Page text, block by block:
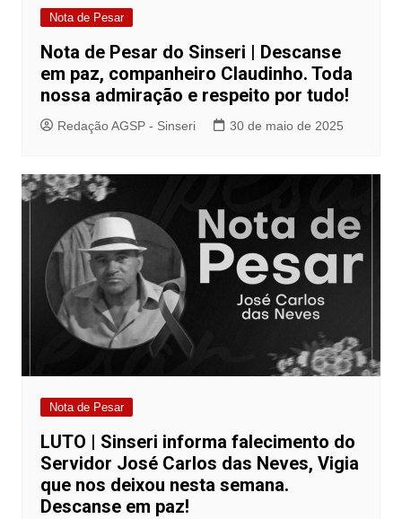
Nota de Pesar
Nota de Pesar do Sinseri | Descanse
em paz, companheiro Claudinho. Toda
nossa admiração e respeito por tudo!
Redação AGSP - Sinseri 30 de maio de 2025
Nota de Pesar
LUTO | Sinseri informa falecimento do
Servidor José Carlos das Neves, Vigia
que nos deixou nesta semana.
Descanse em paz!